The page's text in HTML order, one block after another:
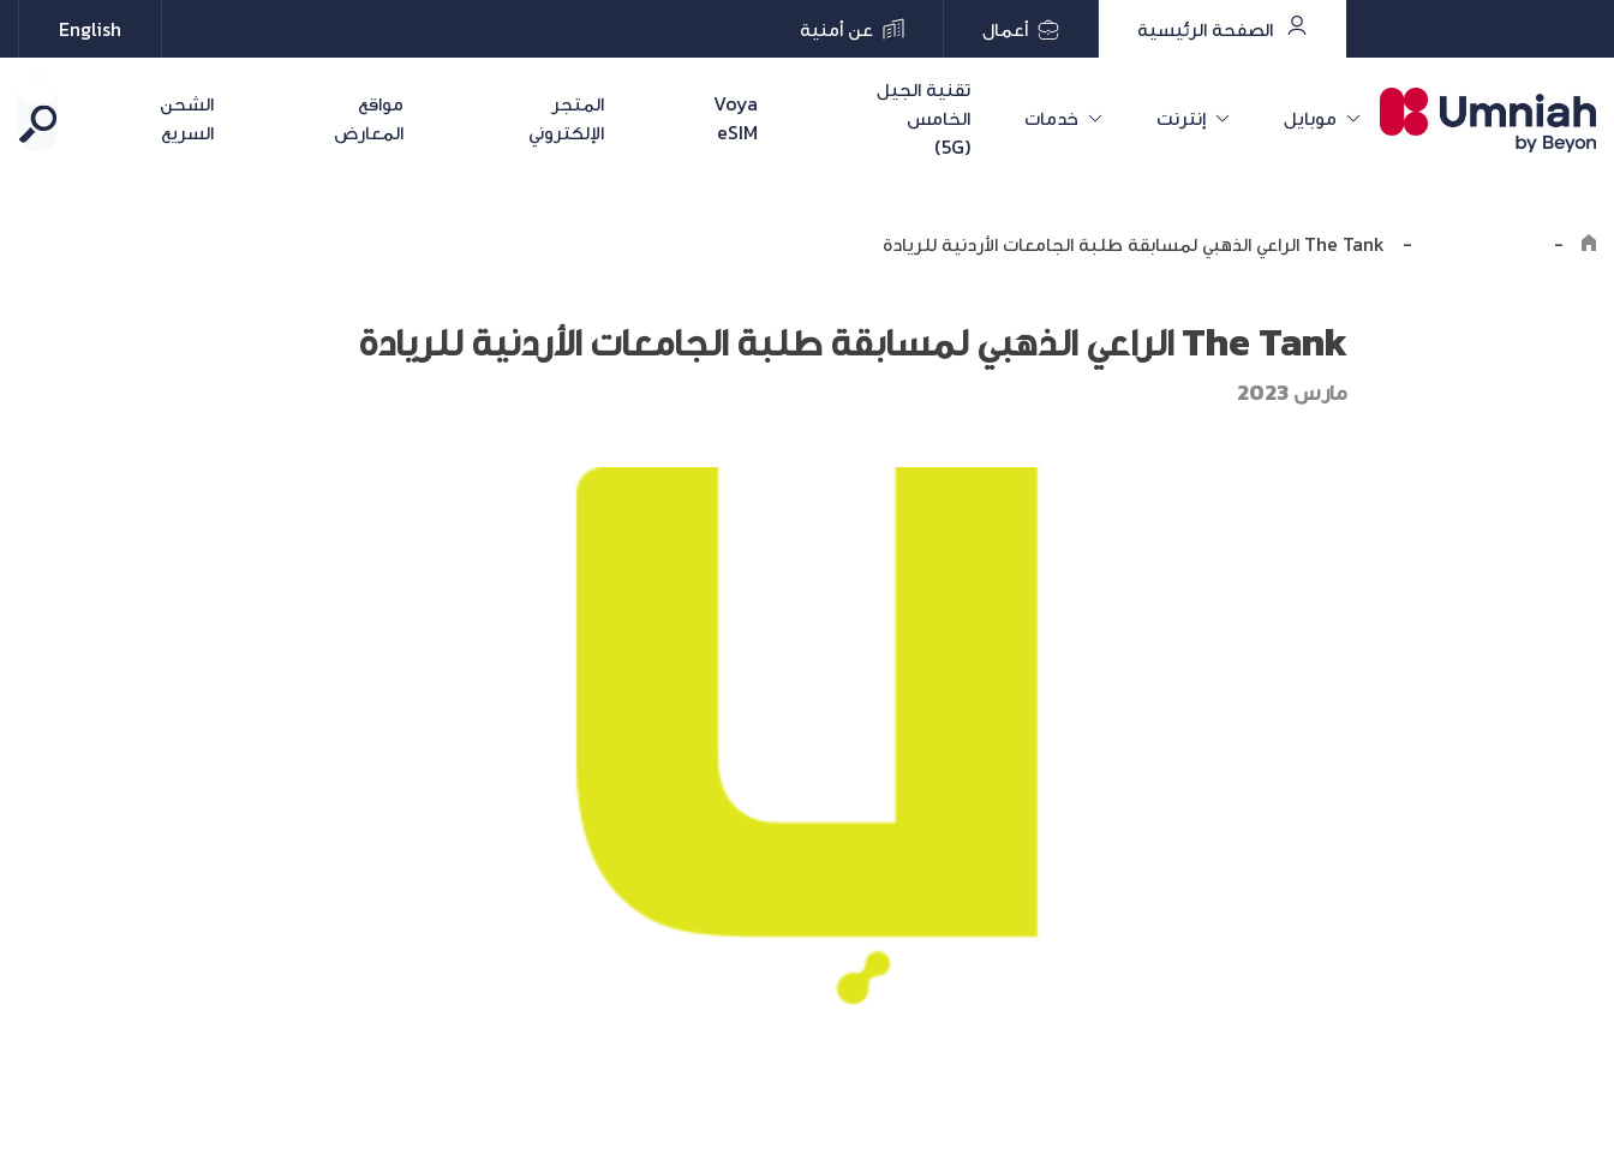
الصفحة الرئيسية أعمال عن أمنية English
موبايل إنترنت خدمات
تقنية الجيل
الخامس
(5G)
Voya
eSIM
المتجر
الإلكتروني
مواقع
المعارض
الشحن
السريع
-
- The Tank الراعي الذهبي لمسابقة طلبة الجامعات الأردنية للريادة
The Tank الراعي الذهبي لمسابقة طلبة الجامعات الأردنية للريادة
مارس 2023